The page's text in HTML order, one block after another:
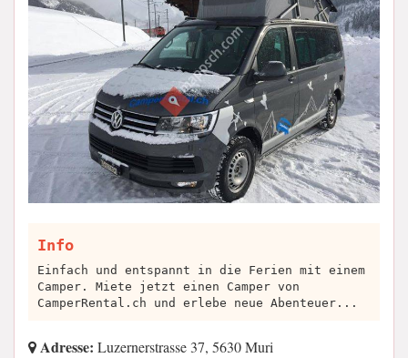
Info
Einfach und entspannt in die Ferien mit einem
Camper. Miete jetzt einen Camper von
CamperRental.ch und erlebe neue Abenteuer...
Adresse: Luzernerstrasse 37, 5630 Muri